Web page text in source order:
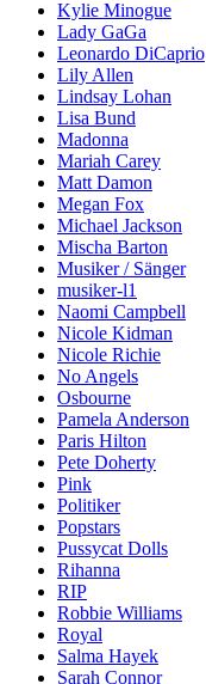
Kylie Minogue
Lady GaGa
Leonardo DiCaprio
Lily Allen
Lindsay Lohan
Lisa Bund
Madonna
Mariah Carey
Matt Damon
Megan Fox
Michael Jackson
Mischa Barton
Musiker / Sänger
musiker-l1
Naomi Campbell
Nicole Kidman
Nicole Richie
No Angels
Osbourne
Pamela Anderson
Paris Hilton
Pete Doherty
Pink
Politiker
Popstars
Pussycat Dolls
Rihanna
RIP
Robbie Williams
Royal
Salma Hayek
Sarah Connor